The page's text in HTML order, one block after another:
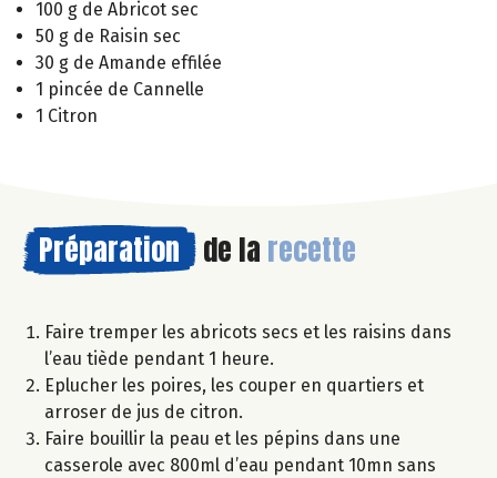
100 g de Abricot sec
50 g de Raisin sec
30 g de Amande effilée
1 pincée de Cannelle
1 Citron
Préparation de la recette
Faire tremper les abricots secs et les raisins dans
l’eau tiède pendant 1 heure.
Eplucher les poires, les couper en quartiers et
arroser de jus de citron.
Faire bouillir la peau et les pépins dans une
casserole avec 800ml d’eau pendant 10mn sans